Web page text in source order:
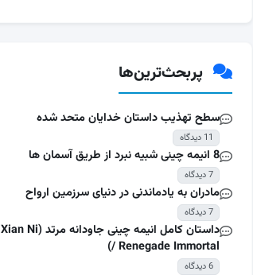
پربحث‌ترین‌ها
سطح تهذیب داستان خدایان متحد شده
11 دیدگاه
8 انیمه چینی شبیه نبرد از طریق آسمان ها
7 دیدگاه
مادران به یادماندنی در دنیای سرزمین ارواح
7 دیدگاه
داستان کامل انیمه چینی جاودانه مرتد (Xian Ni
/ Renegade Immortal)
6 دیدگاه